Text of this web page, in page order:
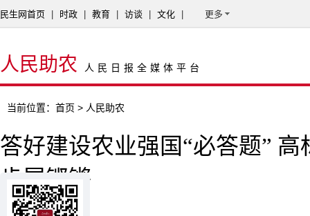
民生网首页 时政 教育 访谈 文化 更多
人民助农 人民日报全媒体平台
当前位置： 首页 > 人民助农
答好建设农业强国“必答题” 高
步履铿锵